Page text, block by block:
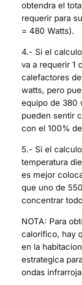
obtendra el
requerir para
= 480 Watts).
4.- Si el
va a requerir 1
calefactores
watts, pero
equipo de 380
pueden sentir
con el 100%
5.- Si el
temperatura
es mejor
que uno de
concentrar
NOTA: Para
calorifico, hay
en la
estrategica
ondas